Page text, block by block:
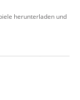
herunterladen und